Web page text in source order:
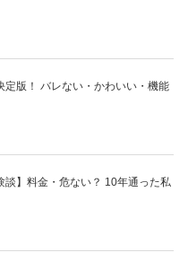
定版！ バレない・かわいい・機能
談】料金・危ない？ 10年通った私